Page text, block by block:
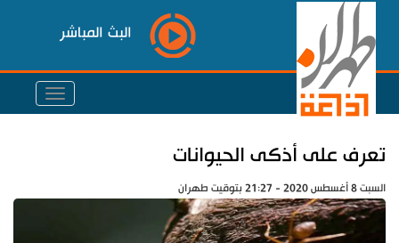
البث المباشر
تعرف على أذكى الحيوانات
السبت 8 أغسطس 2020 - 21:27 بتوقيت طهران